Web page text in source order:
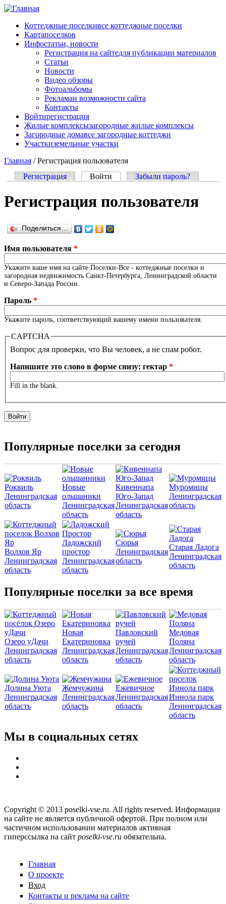
Перейти к основному содержанию
Коттеджные поселкивсе коттеджные поселки
Картапоселков
Инфостатьи, новости
Регистрация на сайтедля публикации материалов
Статьи
Новости
Видео обзоры
Фотоальбомы
Рекламаи возможности сайта
Контакты
Войтирегистрация
Жилые комплексызагородные жилые комплексы
Загородные домавсе загородные коттеджи
Участкиземельные участки
Главная /Регистрация пользователя
Регистрация Войти (активная вкладка)
Забыли пароль?
Регистрация пользователя
Поделиться…
Имя пользователя *
Укажите ваше имя на сайте Поселки-Все - коттеджные поселки и
загородная недвижимость Санкт-Петербурга, Ленинградской области
и Северо-Запада России.
Пароль *
Укажите пароль, соответствующий вашему имени пользователя.
CAPTCHA
Вопрос для проверки, что Вы человек, а не спам робот.
Напишите это слово в форме снизу: гектар *
Fill in the blank.
Популярные поселки за сегодня
Роквиль
Ленинградская
область
Новые
ольшаники
Ленинградская
область
Кивеннапа
Юго-Запад
Ленинградская
область
Муромицы
Ленинградская
область
Волхов Яр
Ленинградская
область
Ладожский
простор
Ленинградская
область
Сюрья
Ленинградская
область
Старая Ладога
Ленинградская
область
Популярные поселки за все время
Озеро уДачи
Ленинградская
область
Новая
Екатериновка
Ленинградская
область
Павловский
ручей
Ленинградская
область
Медовая
Поляна
Ленинградская
область
Долина Уюта
Ленинградская
область
Жемчужина
Ленинградская
область
Ежевичное
Ленинградская
область
Иннола парк
Ленинградская
область
Мы в социальных сетях
Copyright © 2013 poselki-vse.ru. All rights reserved. Информация
на сайте не является публичной офертой. При полном или
частичном использовании материалов активная
гиперссылка на сайт poselki-vse.ru​ обязательна.
Главная
О проекте
Вход
Контакты и реклама на сайте